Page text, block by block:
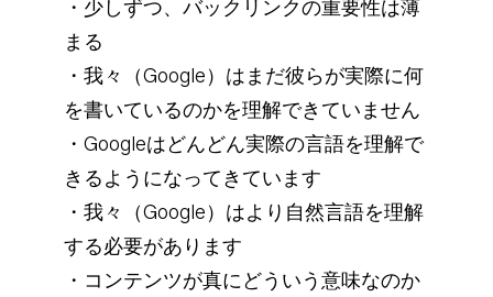
・少しずつ、バックリンクの重要性は薄
まる
・我々（Google）はまだ彼らが実際に何
を書いているのかを理解できていません
・Googleはどんどん実際の言語を理解で
きるようになってきています
・我々（Google）はより自然言語を理解
する必要があります
・コンテンツが真にどういう意味なのか